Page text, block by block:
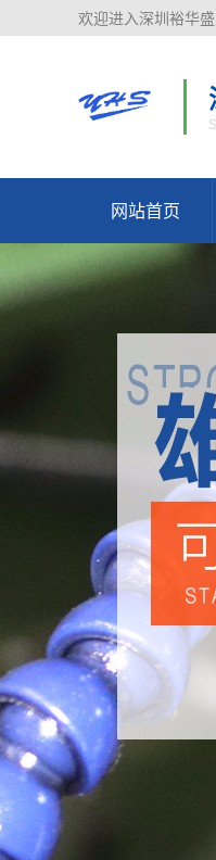
欢迎进入深圳裕华
网站首页